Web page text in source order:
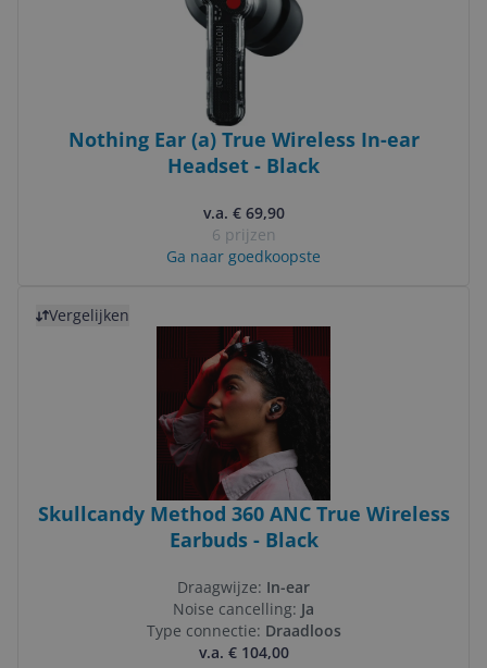
Nothing Ear (a) True Wireless In-ear
Headset - Black
v.a. € 69,90
6 prijzen
Ga naar goedkoopste
Vergelijken
Skullcandy Method 360 ANC True Wireless
Earbuds - Black
Draagwijze: In-ear
Noise cancelling: Ja
Type connectie: Draadloos
v.a. € 104,00